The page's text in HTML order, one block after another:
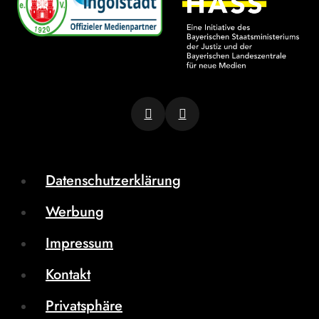
Datenschutzerklärung
Werbung
Impressum
Kontakt
Privatsphäre